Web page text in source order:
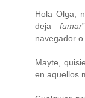
Hola Olga,
deja fumar
navegador
Mayte,
en aquellos